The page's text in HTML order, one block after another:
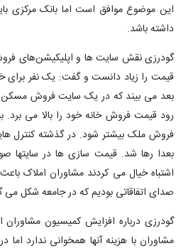
این موضوع موافق است اما بانک مرکزی
داشته باشد.
گودرزی نقش سایت ها و اپلیکیشن‌های
قیمت را زیاد دانست و گفت: یک نفر برای
بعد می بیند که در یک سایت فروش مسکن
رود قیمت فروش خانه خود را بالا می برد.
فروش ملک بیشتر شود. در گذشته کنترل
بعدا رها شد. قیمت سازی ها در سایتها
اشتباه خیال می کردند مشاوران املاک
صدای اتفاقاتی بودیم که در جامعه شکل
گودرزی درباره افزایش کمیسیون
مشاوران با هزینه آنها همخوانی ندارد اما